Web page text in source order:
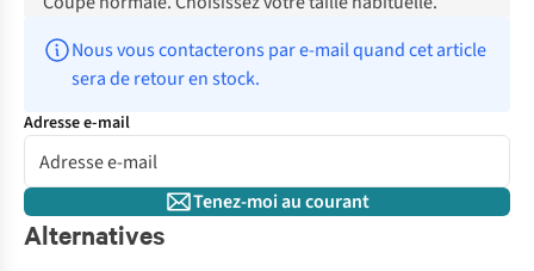
Nous vous contacterons par e-mail quand cet article
sera de retour en stock.
Adresse e-mail
Tenez-moi au courant
Alternatives